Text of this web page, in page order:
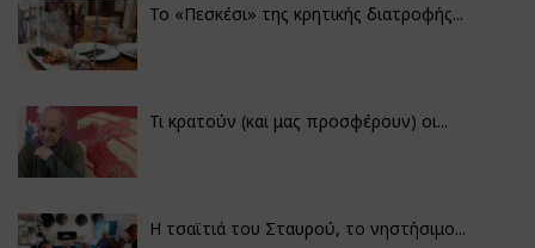
Το «Πεσκέσι» της κρητικής διατροφής...
Τι κρατούν (και μας προσφέρουν) οι...
Η τσαϊτιά του Σταυρού, το νηστήσιμο...